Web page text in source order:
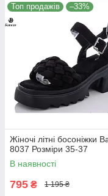
Топ продажів –33%
Жіночі літні босоніжки
8037 Розміри 35-37
В наявності
795 ₴ 1 195 ₴